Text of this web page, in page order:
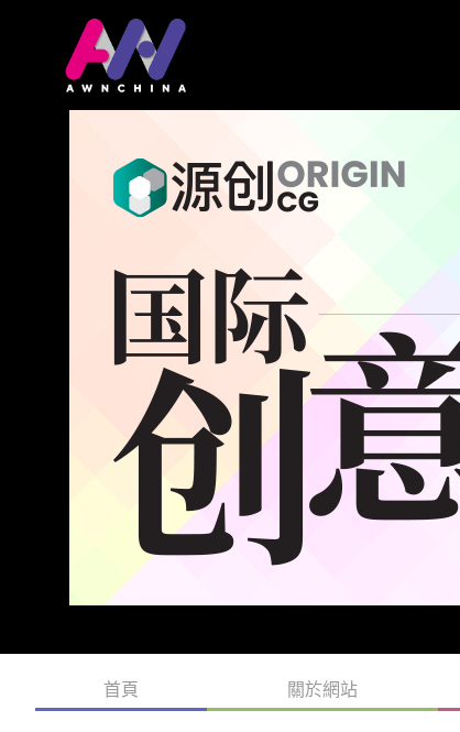
首頁 關於網站